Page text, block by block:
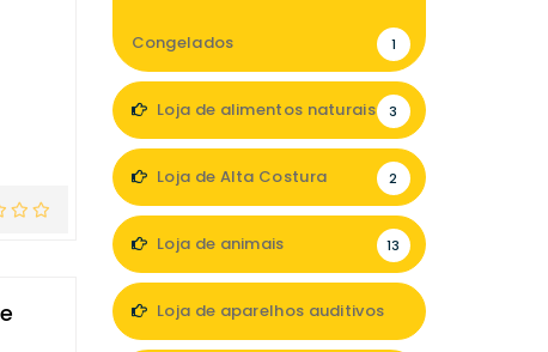
Congelados 1
Loja de alimentos naturais 3
Loja de Alta Costura 2
Loja de animais 13
Loja de aparelhos auditivos